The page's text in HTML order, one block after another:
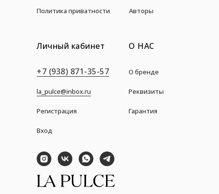
Политика приватности
О НАС
О бренде
Авторы
Личный кабинет
Вход
+7 (938) 871-35-57
la_pulce@inbox.ru Реквизиты
Гарантия
Регистрация